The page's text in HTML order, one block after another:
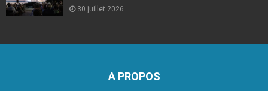
30 juillet 2026
A PROPOS